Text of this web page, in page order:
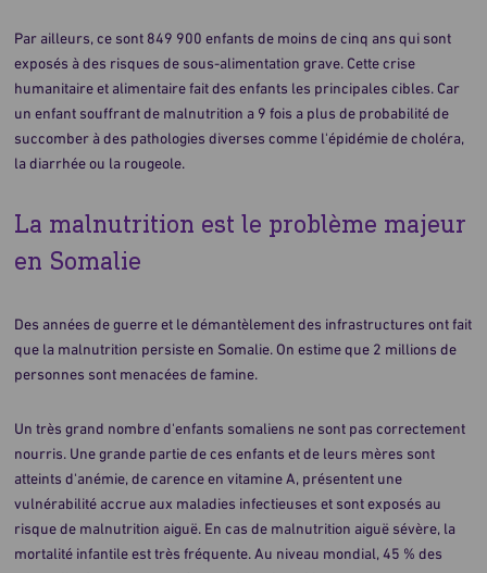
Par ailleurs, ce sont 849 900 enfants de moins de cinq ans qui sont
exposés à des risques de sous-alimentation grave. Cette crise
humanitaire et alimentaire fait des enfants les principales cibles. Car
un enfant souffrant de malnutrition a 9 fois a plus de probabilité de
succomber à des pathologies diverses comme l'épidémie de choléra,
la diarrhée ou la rougeole.
La malnutrition est le problème majeur
en Somalie
Des années de guerre et le démantèlement des infrastructures ont fait
que la malnutrition persiste en Somalie. On estime que 2 millions de
personnes sont menacées de famine.
Un très grand nombre d'enfants somaliens ne sont pas correctement
nourris. Une grande partie de ces enfants et de leurs mères sont
atteints d'anémie, de carence en vitamine A, présentent une
vulnérabilité accrue aux maladies infectieuses et sont exposés au
risque de malnutrition aiguë. En cas de malnutrition aiguë sévère, la
mortalité infantile est très fréquente. Au niveau mondial, 45 % des